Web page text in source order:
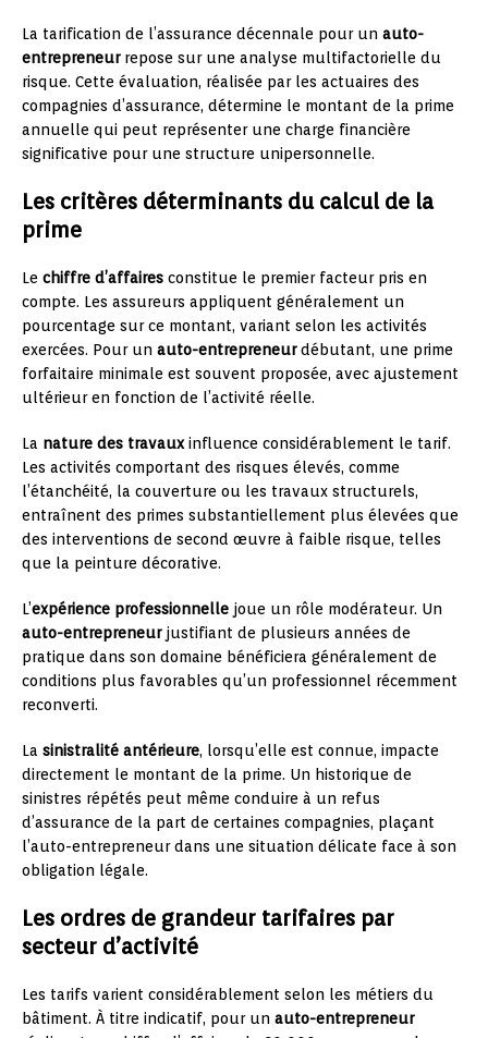
La tarification de l’assurance décennale pour un auto-
entrepreneurrepose sur une analyse multifactorielle du
risque. Cette évaluation, réalisée par les actuaires des
compagnies d’assurance, détermine le montant de la prime
annuelle qui peut représenter une charge financière
significative pour une structure unipersonnelle.
Les critères déterminants du calcul de la
prime
Le chiffre d’affaires constitue le premier facteur pris en
compte. Les assureurs appliquent généralement un
pourcentage sur ce montant, variant selon les activités
exercées. Pour un auto-entrepreneurdébutant, une prime
forfaitaire minimale est souvent proposée, avec ajustement
ultérieur en fonction de l’activité réelle.
La nature des travauxinfluence considérablement le tarif.
Les activités comportant des risques élevés, comme
l’étanchéité, la couverture ou les travaux structurels,
entraînent des primes substantiellement plus élevées que
des interventions de second œuvre à faible risque, telles
que la peinture décorative.
L’expérience professionnelle joue un rôle modérateur. Un
auto-entrepreneurjustifiant de plusieurs années de
pratique dans son domaine bénéficiera généralement de
conditions plus favorables qu’un professionnel récemment
reconverti.
La sinistralité antérieure, lorsqu’elle est connue, impacte
directement le montant de la prime. Un historique de
sinistres répétés peut même conduire à un refus
d’assurance de la part de certaines compagnies, plaçant
l’auto-entrepreneur dans une situation délicate face à son
obligation légale.
Les ordres de grandeur tarifaires par
secteur d’activité
Les tarifs varient considérablement selon les métiers du
bâtiment. À titre indicatif, pour un auto-entrepreneur